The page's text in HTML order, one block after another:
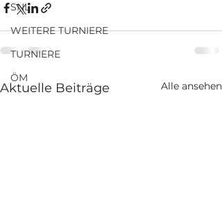
SNL
WEITERE TURNIERE
TURNIERE
ÖM
Aktuelle Beiträge Alle ansehen